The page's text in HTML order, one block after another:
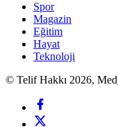
Spor
Magazin
Eğitim
Hayat
Teknoloji
© Telif Hakkı 2026,